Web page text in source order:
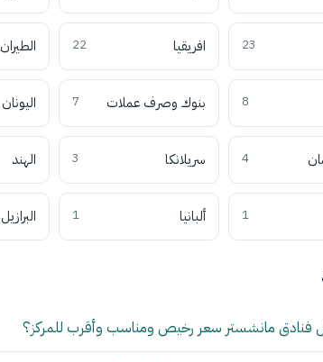
23 افريقيا 22 الطيران
8 بنوك وصرف عملات 7 اليونان
4 سريلانكا 3 الهند
1 ألبانيا 1 البرازيل
فنادق مانشستر سعر رخيص ومناسب وأقرب للمركز؟